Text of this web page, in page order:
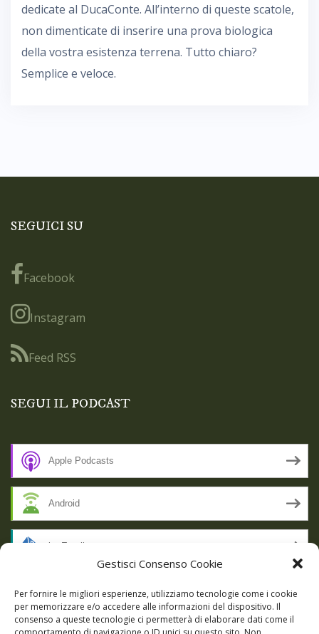
Gestisci Consenso Cookie
Per fornire le migliori esperienze, utilizziamo tecnologie come i cookie
per memorizzare e/o accedere alle informazioni del dispositivo. Il
consenso a queste tecnologie ci permetterà di elaborare dati come il
dedicate al DucaConte. All’interno di queste scatole,
non dimenticate di inserire una prova biologica
della vostra esistenza terrena. Tutto chiaro?
Semplice e veloce.
SEGUICI SU
Facebook
Instagram
Feed RSS
SEGUI IL PODCAST
Apple Podcasts
Android
by Email
RSS